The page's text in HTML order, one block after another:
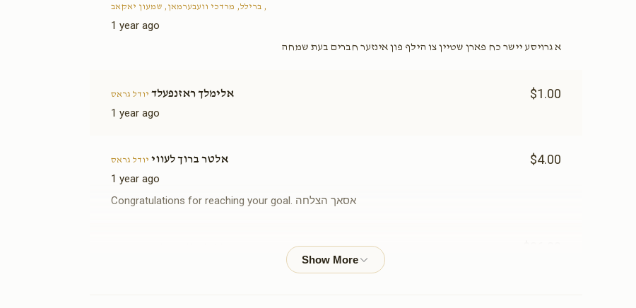
ברילל, מרדכי וועבערמאן, שמעון יאקאב ,
1 year ago
א גרויסע יישר כח פארן שטיין צו הילף פון אינזער חברים בעת שמחה
אלימלך ראזנפעלד יודל גראס
1 year ago
$1.00
אלטר ברוך לעווי יודל גראס
1 year ago
$4.00
Congratulations for reaching your goal. אסאך הצלחה